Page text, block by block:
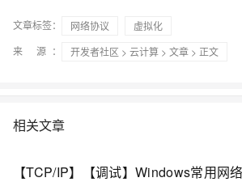
文章标签： 网络协议
虚拟化
来 源：
开发者社区 > 云计算 > 文章 > 正文
相关文章